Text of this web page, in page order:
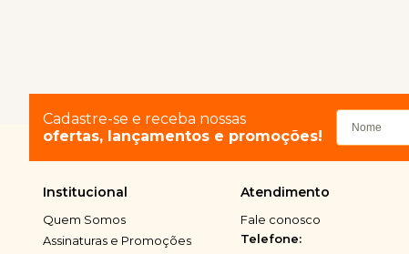
Cadastre-se e receba nossas
ofertas, lançamentos e promoções!
Institucional
Quem Somos
Assinaturas e Promoções
Atendimento
Fale conosco
Telefone: